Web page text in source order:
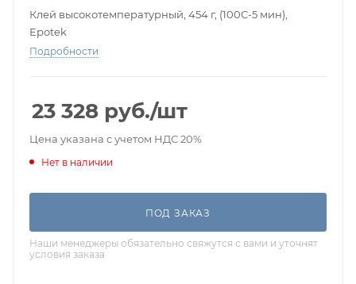
Клей высокотемпературный, 454 г, (100С-5 мин),
Epotek
Подробности
23 328 руб./шт
Цена указана с учетом НДС 20%
Нет в наличии
ПОД ЗАКАЗ
Наши менеджеры обязательно свяжутся с вами и уточнят
условия заказа